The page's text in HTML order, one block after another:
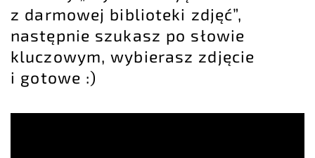
z darmowej biblioteki zdjęć”,
następnie szukasz po słowie
kluczowym, wybierasz zdjęcie
i gotowe :)